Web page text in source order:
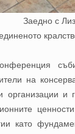
Тръс -
на
организации и
като